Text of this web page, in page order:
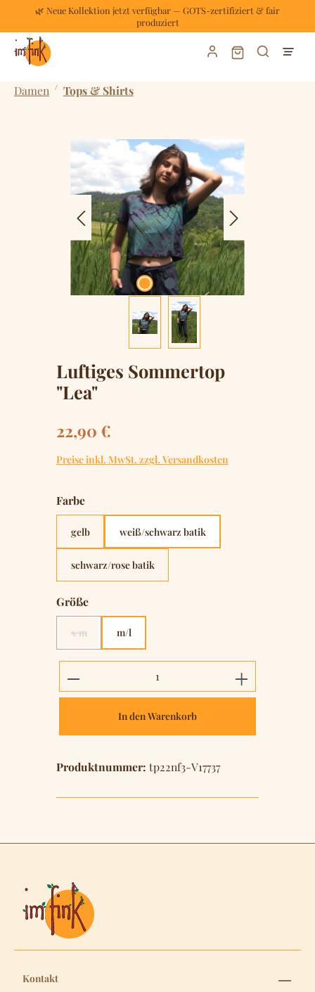
Zum Hauptinhalt springen
🌿 Neue Kollektion jetzt verfügbar — GOTS-zertifiziert & fair
produziert
Warenkorb
Damen / Tops & Shirts
Bildergalerie überspringen
Luftiges Sommertop
"Lea"
Regulärer Preis:
22,90 €
Preise inkl. MwSt. zzgl. Versandkosten
Farbeauswählen
gelb weiß/schwarz batik
schwarz/rose batik
Größeauswählen
s/m
(Diese Option ist zurzeit nicht verfügbar.)
m/l
Produkt Anzahl: Gib den
In den Warenkorb
Produktnummer: tp22nf3-V17737
Kontakt